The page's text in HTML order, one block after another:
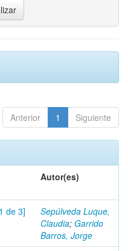
Anterior 1 Siguiente
Autor(es)
de 3]
Sepúlveda Luque,
Claudia; Garrido
Barros, Jorge